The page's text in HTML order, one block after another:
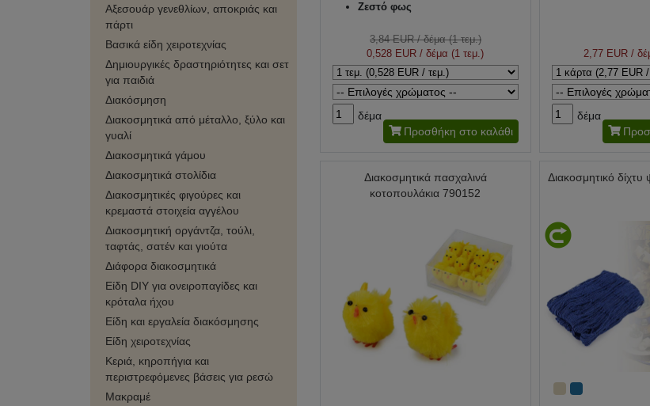
Αξεσουάρ γενεθλίων, αποκριάς και
πάρτι
Βασικά είδη χειροτεχνίας
Δημιουργικές δραστηριότητες και σετ
για παιδιά
Διακόσμηση
Διακοσμητικά από μέταλλο, ξύλο και
γυαλί
Διακοσμητικά γάμου
Διακοσμητικά στολίδια
Διακοσμητικές φιγούρες και
κρεμαστά στοιχεία αγγέλου
Διακοσμητική οργάντζα, τούλι,
ταφτάς, σατέν και γιούτα
Διάφορα διακοσμητικά
Είδη DIY για ονειροπαγίδες και
κρόταλα ήχου
Είδη και εργαλεία διακόσμησης
Είδη χειροτεχνίας
Κεριά, κηροπήγια και
περιστρεφόμενες βάσεις για ρεσώ
Μακραμέ
Ζεστό φως
3,84 EUR/ δέμα (1 τεμ.)
0,528 EUR / δέμα (1 τεμ.)
δέμα
Προσθήκη στο καλάθι
2,77 EUR /
δέμα
Διακοσμητικά πασχαλινά
κοτοπουλάκια 790152
Διακοσμητικό